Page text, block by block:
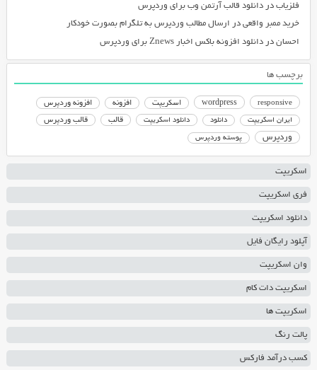
فلزیابدر دانلود قالب آرتمن وب برای وردپرس
خرید ممبر واقعیدر ارسال مطالب وردپرس به تلگرام بصورت خودکار
احساندر دانلود افزونه باکس اخبار Znews برای وردپرس
برچسب ها
responsive
wordpress اسکریپت افزونه افزونه وردپرس
ایران اسکریپت دانلود دانلود اسکریپت قالب قالب وردپرس
وردپرس پوسته وردپرس
اسکریپت
فری اسکریپت
دانلود اسکریپت
آپلود رایگان فایل
وان اسکریپت
اسکریپت دات کام
اسکریپت ها
پالت رنگ
کسب درآمد فارکس